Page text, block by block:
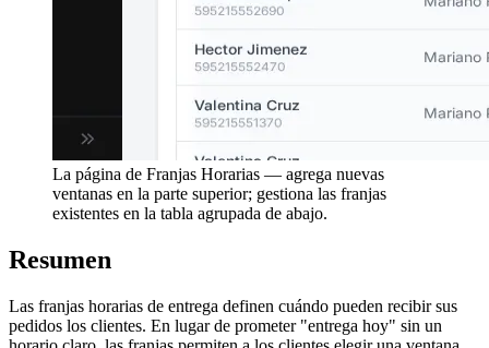
La página de Franjas Horarias — agrega nuevas
ventanas en la parte superior; gestiona las franjas
existentes en la tabla agrupada de abajo.
Resumen
Las franjas horarias de entrega definen cuándo pueden recibir sus
pedidos los clientes. En lugar de prometer "entrega hoy" sin un